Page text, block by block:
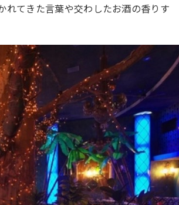
れてきた言葉や交わしたお酒の香りす